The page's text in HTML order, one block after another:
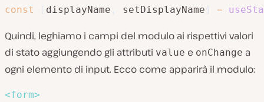
const
displayName setDisplayName =
Quindi, leghiamo i campi del modulo ai rispettivi valori
di stato aggiungendo gli attributi value e onChange a
ogni elemento di input. Ecco come apparirà il modulo:
<form>